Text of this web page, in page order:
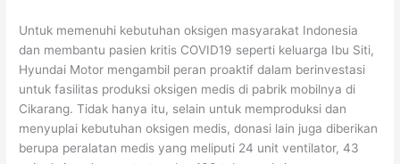
Untuk memenuhi kebutuhan oksigen masyarakat Indonesia
dan membantu pasien kritis COVID19 seperti keluarga Ibu Siti,
Hyundai Motor mengambil peran proaktif dalam berinvestasi
untuk fasilitas produksi oksigen medis di pabrik mobilnya di
Cikarang. Tidak hanya itu, selain untuk memproduksi dan
menyuplai kebutuhan oksigen medis, donasi lain juga diberikan
berupa peralatan medis yang meliputi 24 unit ventilator, 43